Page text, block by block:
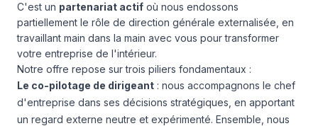
C'est un partenariat actif où nous endossons
partiellement le rôle de direction générale externalisée, en
travaillant main dans la main avec vous pour transformer
votre entreprise de l'intérieur.
Notre offre repose sur trois piliers fondamentaux :
Le co-pilotage de dirigeant : nous accompagnons le chef
d'entreprise dans ses décisions stratégiques, en apportant
un regard externe neutre et expérimenté. Ensemble, nous